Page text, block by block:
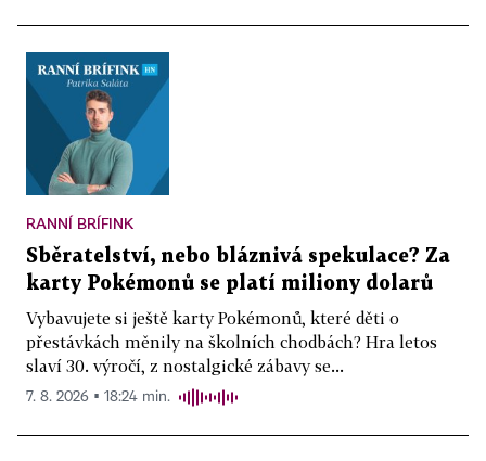
RANNÍ BRÍFINK
Sběratelství, nebo bláznivá spekulace? Za
karty Pokémonů se platí miliony dolarů
Vybavujete si ještě karty Pokémonů, které děti o
přestávkách měnily na školních chodbách? Hra letos
slaví 30. výročí, z nostalgické zábavy se...
7. 8. 2026 ▪ 18:24 min.